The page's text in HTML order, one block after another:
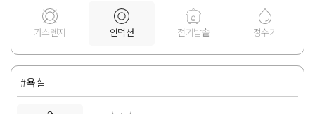
가스렌지 인덕션 전기밥솥 정수기
#욕실